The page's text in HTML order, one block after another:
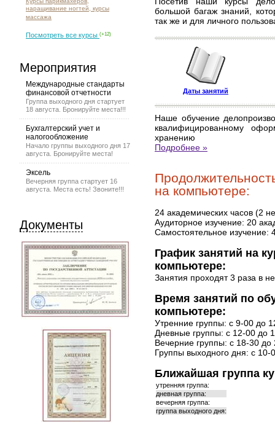
наращивание ногтей, курсы
массажа
Посмотреть все курсы (+12)
Мероприятия
Международные стандарты
финансовой отчетности
Группа выходного дня стартует
18 августа. Бронируйте места!!!
Бухгалтерский учет и
налогообложение
Начало группы выходного дня 17
августа. Бронируйте места!
Эксель
Вечерняя группа стартует 16
августа. Места есть! Звоните!!!
Документы
большой багаж знаний,
так же и для личного
Даты занятий
Наше обучение
квалифицированному
хранению
Подробнее »
на компьютере:
24 академических часов (2
Аудиторное изучение: 20
Самостоятельное изучение:
График занятий на
компьютере:
Занятия проходят 3 раза в
Время занятий по
компьютере:
Утренние группы: с 9-00 до
Дневные группы: с 12-00 до
Вечерние группы: с 18-30 до
Группы выходного дня: с 10-
Ближайшая группа
утренняя группа:
дневная группа:
вечерняя группа:
группа выходного дня: